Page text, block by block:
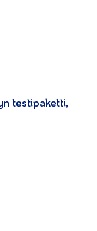
testipaketti,